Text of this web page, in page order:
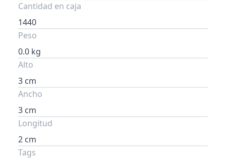
Cantidad en caja
1440
Peso
0.0 kg
Alto
3 cm
Ancho
3 cm
Longitud
2 cm
Tags